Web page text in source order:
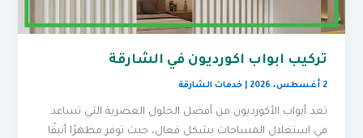
تركيب ابواب اكورديون في الشارقة
2 أغسطس، 2026 |خدمات الشارقة
تعد أبواب الأكورديون من أفضل الحلول العصرية التي تساعد
في استغلال المساحات بشكل فعال، حيث توفر مظهرًا أنيقًا